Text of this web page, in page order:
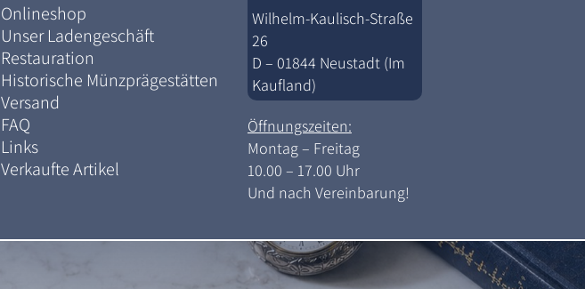
Onlineshop
Unser Ladengeschäft
Restauration
Historische Münzprägestätten
Versand
FAQ
Links
Verkaufte Artikel
Wilhelm-Kaulisch-Straße
26
D – 01844 Neustadt (Im
Kaufland)
Öffnungszeiten:
Montag – Freitag
10.00 – 17.00 Uhr
Und nach Vereinbarung!